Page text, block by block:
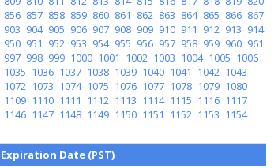
856 857 858 859 860 861 862 863 864 865 866 867
903 904 905 906 907 908 909 910 911 912 913 914
950 951 952 953 954 955 956 957 958 959 960 961
997 998 999 1000 1001 1002 1003 1004 1005 1006
1035 1036 1037 1038 1039 1040 1041 1042 1043
1072 1073 1074 1075 1076 1077 1078 1079 1080
1109 1110 1111 1112 1113 1114 1115 1116 1117
1146 1147 1148 1149 1150 1151 1152 1153 1154
Expiration Date (PST)